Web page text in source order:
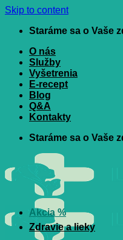
Skip to content
Staráme sa o Vaše
O nás
Služby
Vyšetrenia
E-recept
Blog
Q&A
Kontakty
Staráme sa o Vaše
Akcia %
Zdravie a lieky